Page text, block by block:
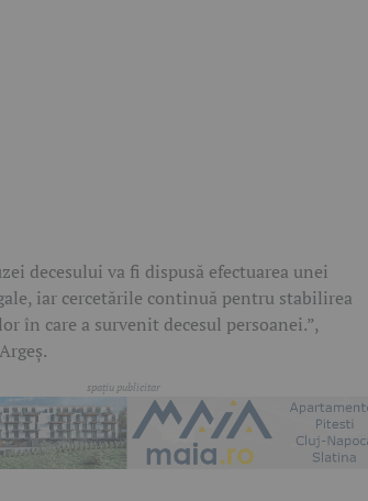
decesului va fi dispusă efectuarea unei
iar cercetările continuă pentru stabilirea
în care a survenit decesul persoanei.”,